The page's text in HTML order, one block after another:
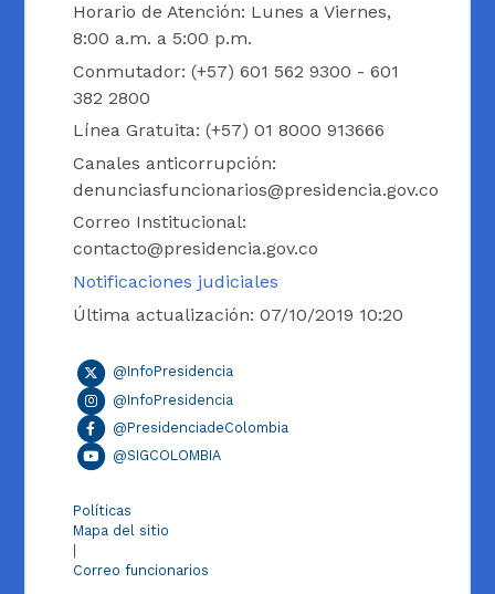
Horario de Atención: Lunes a Viernes,
8:00 a.m. a 5:00 p.m.
Conmutador: (+57) 601 562 9300 - 601
382 2800
Línea Gratuita: (+57) 01 8000 913666
Canales anticorrupción:
denunciasfuncionarios@presidencia.gov.co
Correo Institucional:
contacto@presidencia.gov.co
Notificaciones judiciales
Última actualización: 07/10/2019 10:20
@InfoPresidencia
@InfoPresidencia
@PresidenciadeColombia
@SIGCOLOMBIA
Políticas
Mapa del sitio
Correo funcionarios